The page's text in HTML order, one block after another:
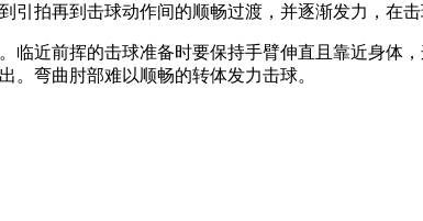
引拍再到击球动作间的顺畅过渡，并逐渐发力，在击
临近前挥的击球准备时要保持手臂伸直且靠近身体
。弯曲肘部难以顺畅的转体发力击球。